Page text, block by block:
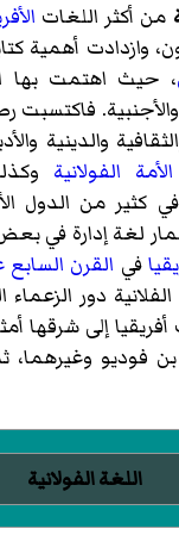
من أكثر اللغات
وازدادت أهمية
، حيث اهتمت بها
والأجنبية.
والدينية
الأمة الفولانية
كثير من الدول
لغة إدارة في
في القرن
دور الزعماء
إلى شرقها
فوديو وغيرهما،
اللغة الفولانية